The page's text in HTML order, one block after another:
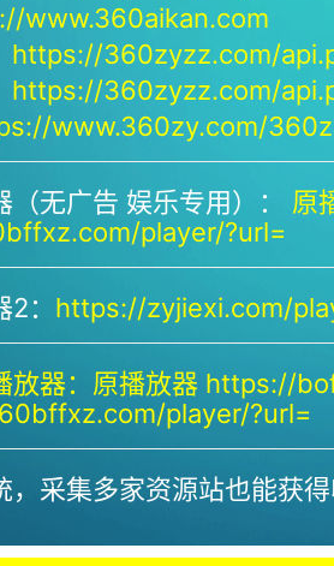
www.360aikan.com
https://360zyzz.com/
https://360zyzz.com/
www.360zy.com/
无广告 娱乐专用）： 原
player/?url=
： https://zyjiexi.com/
器： 原播放器 https://
player/?url=
，采集多家资源站也能获